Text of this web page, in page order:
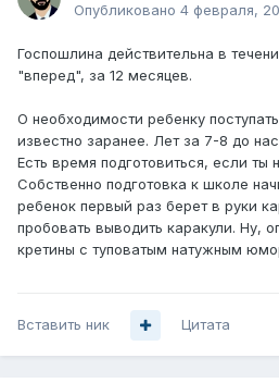
Опубликовано 4 февраля,
Госпошлина действительна в
"вперед", за 12 месяцев.
О необходимости ребенку
известно заранее. Лет за 7-8 до
Есть время подготовиться, если ты
Собственно подготовка к школе
ребенок первый раз берет в руки
пробовать выводить каракули. Ну,
кретины с туповатым натужным
Вставить ник Цитата